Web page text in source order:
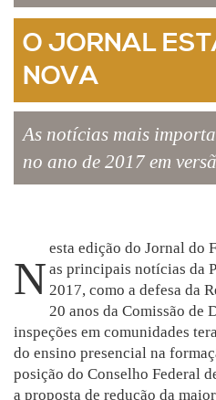
O JORNAL
NOVA
As notícias mais
no ano de 2017 em
N
esta edição do Jornal do
as principais notícias da
2017, como a defesa da
20 anos da Comissão de
inspeções em comunidades
do ensino presencial na
posição do Conselho Federal
a proposta de redução da